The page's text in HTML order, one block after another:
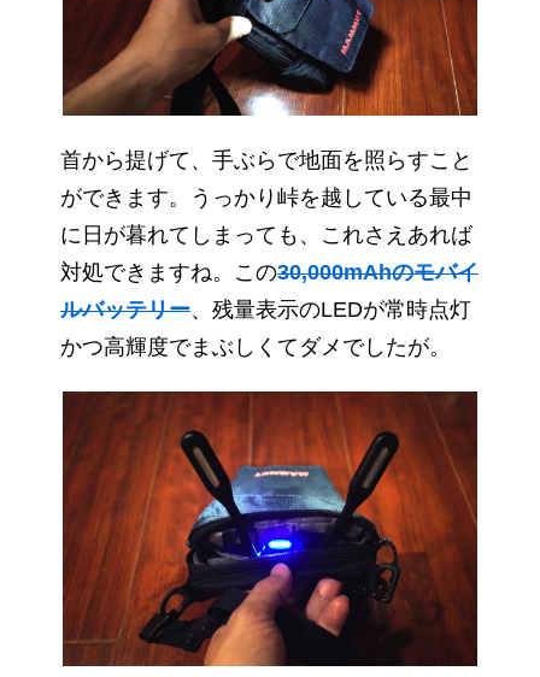
首から提げて、手ぶらで地面を照らすこと
ができます。うっかり峠を越している最中
に日が暮れてしまっても、これさえあれば
対処できますね。この30,000mAhのモバイ
ルバッテリー、残量表示のLEDが常時点灯
かつ高輝度でまぶしくてダメでしたが。